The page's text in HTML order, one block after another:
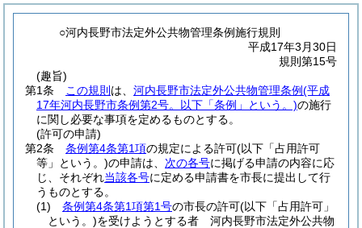
○河内長野市法定外公共物管理条例施行規則
平成17年3月30日
規則第15号
(趣旨)
第1条
この規則 は、 河内長野市法定外公共物管理条例(平成
17年河内長野市条例第2号。以下「条例」という。)の施行
に関し必要な事項を定めるものとする。
(許可の申請)
第2条
条例第4条第1項の規定による許可(以下「占用許可
等」という。)の申請は、 次の各号に掲げる申請の内容に応
じ、それぞれ当該各号に定める申請書を市長に提出して行
うものとする。
(1)
条例第4条第1項第1号の市長の許可(以下「占用許可」
という。)を受けようとする者 河内長野市法定外公共物